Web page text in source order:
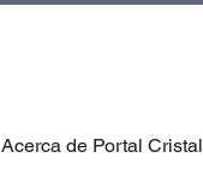
Acerca de Portal Cristal